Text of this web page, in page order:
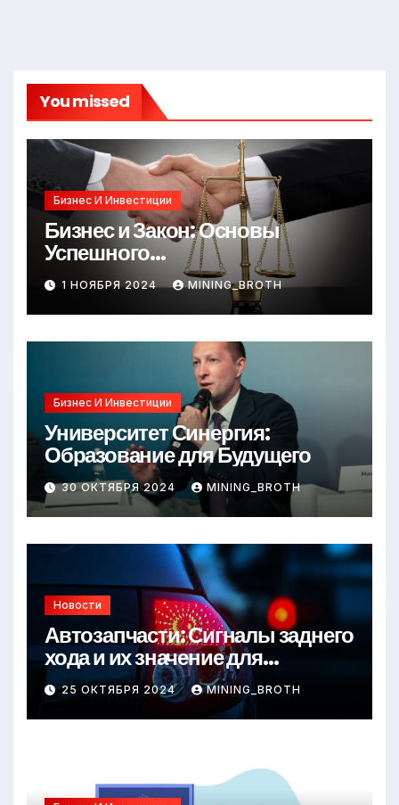
You missed
Бизнес И Инвестиции
Бизнес и Закон: Основы
Успешного
Предпринимательства
1 НОЯБРЯ 2024 MINING_BROTH
Бизнес И Инвестиции
Университет Синергия:
Образование для Будущего
30 ОКТЯБРЯ 2024 MINING_BROTH
Новости
Автозапчасти: Сигналы заднего
хода и их значение для
безопасности на дороге
25 ОКТЯБРЯ 2024 MINING_BROTH